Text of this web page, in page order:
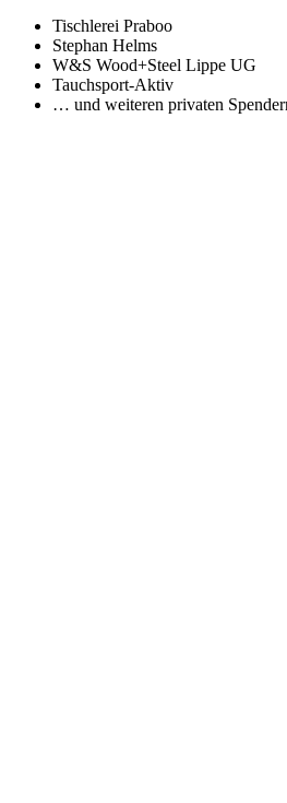
Tischlerei Praboo
Stephan Helms
W&S Wood+Steel Lippe UG
Tauchsport-Aktiv
… und weiteren privaten